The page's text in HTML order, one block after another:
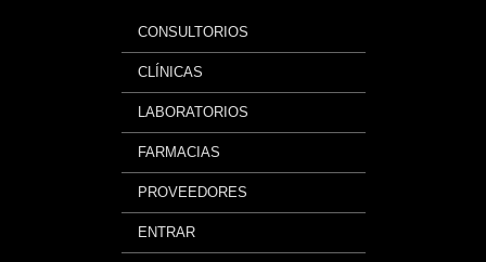
CONSULTORIOS
CLÍNICAS
LABORATORIOS
FARMACIAS
PROVEEDORES
ENTRAR